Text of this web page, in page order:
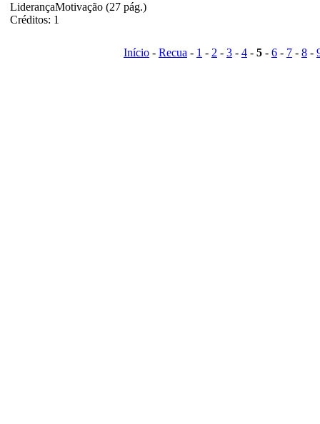
LiderançaMotivação (27 pág.)
Créditos: 1
Início - Recua - 1 - 2 - 3 - 4 - 5 - 6 - 7 - 8 -